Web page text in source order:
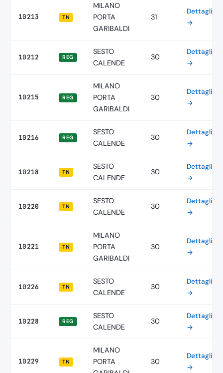
10213 TN
MILANO
PORTA
GARIBALDI
31
Dettagli
→
10212 REG
SESTO
CALENDE
30
Dettagli
→
10215 REG
MILANO
PORTA
GARIBALDI
30
Dettagli
→
10216 REG
SESTO
CALENDE
30
Dettagli
→
10218 TN
SESTO
CALENDE
30
Dettagli
→
10220 TN
SESTO
CALENDE
30
Dettagli
→
10221 TN
MILANO
PORTA
GARIBALDI
30
Dettagli
→
10226 TN
SESTO
CALENDE
30
Dettagli
→
10228 REG
SESTO
CALENDE
30
Dettagli
→
10229 TN
MILANO
PORTA
30
Dettagli
→